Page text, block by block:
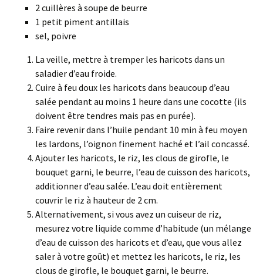
2 cuillères à soupe de beurre
1 petit piment antillais
sel, poivre
La veille, mettre à tremper les haricots dans un
saladier d’eau froide.
Cuire à feu doux les haricots dans beaucoup d’eau
salée pendant au moins 1 heure dans une cocotte (ils
doivent être tendres mais pas en purée).
Faire revenir dans l’huile pendant 10 min à feu moyen
les lardons, l’oignon finement haché et l’ail concassé.
Ajouter les haricots, le riz, les clous de girofle, le
bouquet garni, le beurre, l’eau de cuisson des haricots,
additionner d’eau salée. L’eau doit entièrement
couvrir le riz à hauteur de 2 cm.
Alternativement, si vous avez un cuiseur de riz,
mesurez votre liquide comme d’habitude (un mélange
d’eau de cuisson des haricots et d’eau, que vous allez
saler à votre goût) et mettez les haricots, le riz, les
clous de girofle, le bouquet garni, le beurre.